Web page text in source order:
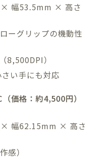
× 幅53.5mm × 高さ
ーグリップの機動性
8,500DPI）
い手にも対応
価格：約4,500円）
× 幅62.15mm × 高さ
感）